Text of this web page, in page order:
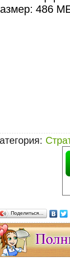
486
:
Поделиться…